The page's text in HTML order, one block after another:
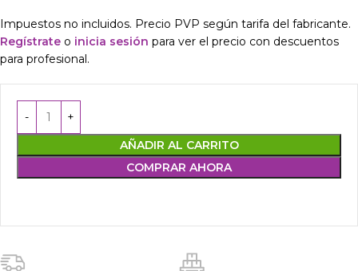
Impuestos no incluidos. Precio PVP según tarifa del fabricante.
Regístrate o inicia sesión para ver el precio con descuentos
para profesional.
AÑADIR AL CARRITO
COMPRAR AHORA